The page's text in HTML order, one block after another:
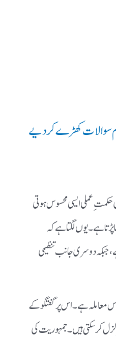
سوالات کھڑے کر دیے
عملی ایسی محسوس ہوتی
ہے۔ یوں لگتا ہے کہ
جبکہ دوسری جانب تنظیمی
معاملہ ہے۔ اس پر گفتگو کے
کر سکتی ہیں۔ جمہوریت کی